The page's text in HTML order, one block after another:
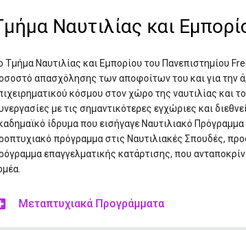
Ναυτιλίας και
Τμήμα Ναυτιλίας και Εμπορίου του Πανεπιστημίου
απασχόλησης των αποφοίτων του και για την
κόσμου στον χώρο της ναυτιλίας και
με τις σημαντικότερες εγχώριες και
ίδρυμα που εισήγαγε Ναυτιλιακό
πρόγραμμα στις Ναυτιλιακές Σπουδές,
επαγγελματικής κατάρτισης, που
Μεταπτυχιακά Προγράμματα